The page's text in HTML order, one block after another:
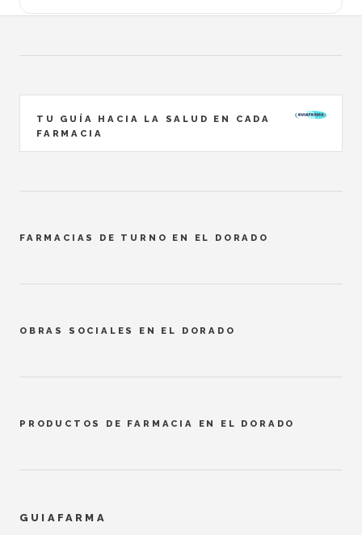
TU GUÍA HACIA LA SALUD EN CADA
FARMACIA
FARMACIAS DE TURNO EN EL DORADO
OBRAS SOCIALES EN EL DORADO
PRODUCTOS DE FARMACIA EN EL DORADO
GUIAFARMA